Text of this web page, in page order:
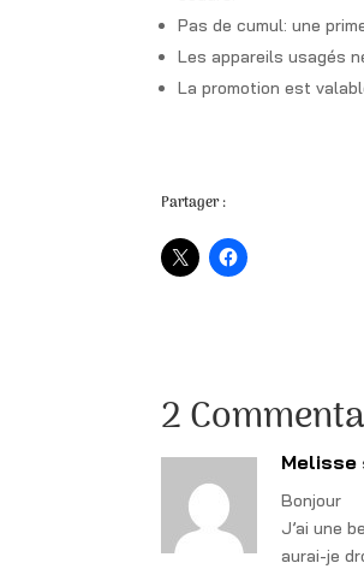
Pas de cumul: une
Les appareils usagés
La promotion est
Partager :
2
Melisse
Bonjour
J’ai une
aurai-je